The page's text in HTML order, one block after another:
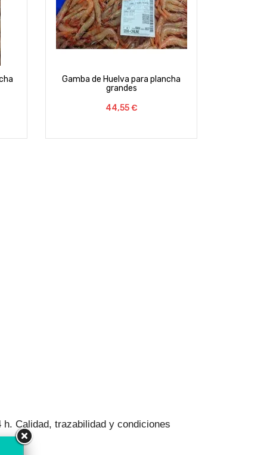
Gamba de Huelva para plancha
grandes
Preço
44,55 €
h. Calidad, trazabilidad y condiciones